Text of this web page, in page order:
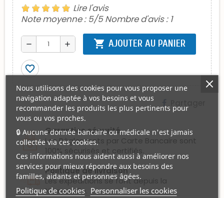
Lire l'avis
Note moyenne : 5/5 Nombre d'avis : 1
remove add shopping_cart AJOUTER AU PANIER
favorite_border
Garanties sécurité
Les Règlements par Carte Bancaire sont
100% sécurisés et certifiés.
Politique de livraison
Les expéditions se font depuis la
Normandie.
Nous utilisons des cookies pour vous proposer une
navigation adaptée à vos besoins et vous
recommander les produits les plus pertinents pour
vous ou vos proches.
🔒 Aucune donnée bancaire ou médicale n'est jamais
collectée via ces cookies.
Ces informations nous aident aussi à améliorer nos
services pour mieux répondre aux besoins des
familles, aidants et personnes âgées.
Politique de cookies Personnaliser les cookies